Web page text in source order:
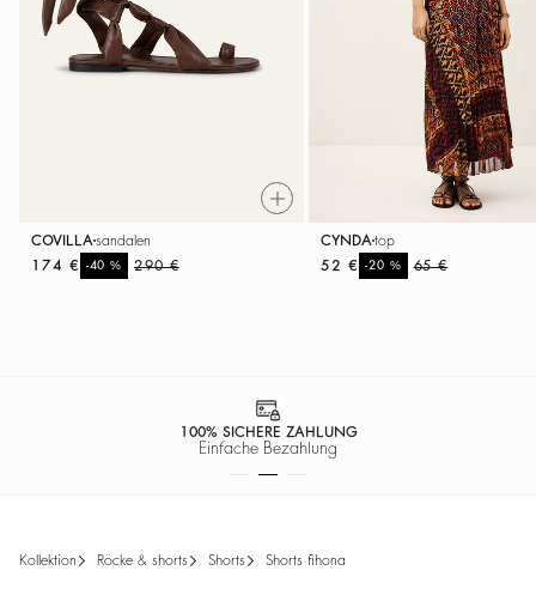
COVILLA sandalen
290 €
-40%
174 €
CYNDAtop
65 €
-20 %
52 €
100% SICHERE ZAHLUNG
Einfache Bezahlung
kollektion röcke & shorts shorts shorts fihona